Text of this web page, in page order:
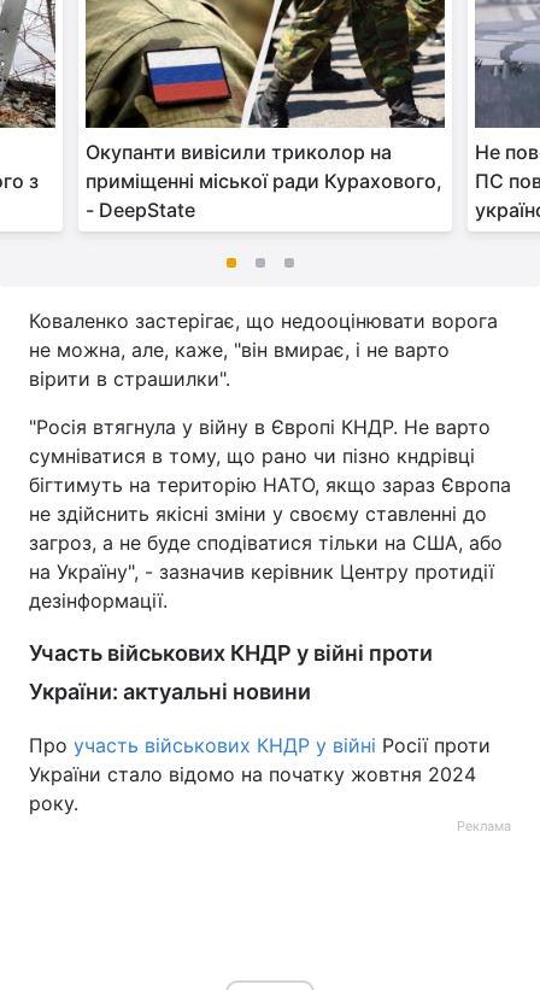
з
Окупанти вивісили триколор на
приміщенні міської ради Курахового,
- DeepState
Не
ПС
Коваленко застерігає, що недооцінювати ворога
не можна, але, каже, "він вмирає, і не варто
вірити в страшилки".
"Росія втягнула у війну в Європі КНДР. Не варто
сумніватися в тому, що рано чи пізно кндрівці
бігтимуть на територію НАТО, якщо зараз Європа
не здійснить якісні зміни у своєму ставленні до
загроз, а не буде сподіватися тільки на США, або
на Україну", - зазначив керівник Центру протидії
дезінформації.
Участь військових КНДР у війні проти
України: актуальні новини
Про участь військових КНДР у війні Росії проти
України стало відомо на початку жовтня 2024
року.
Реклама